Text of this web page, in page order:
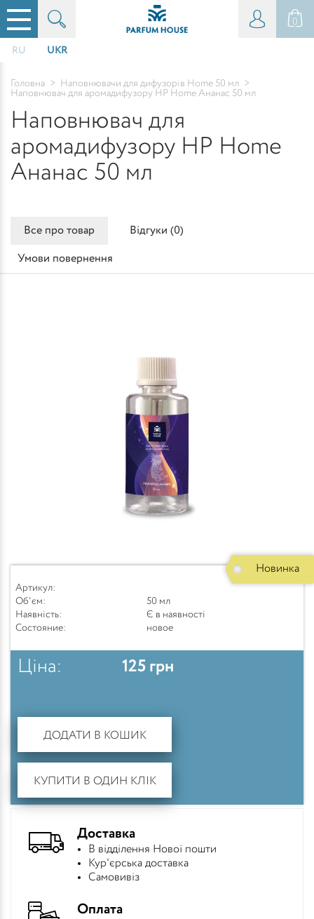
0
RU UKR
Головна > Наповнювачи для дифузорів Home 50 мл
>
Наповнювач для аромадифузору HP Home Ананас 50 мл
Наповнювач для
аромадифузору HP Home
Ананас 50 мл
Все про товар Відгуки (0)
Умови повернення
Артикул:
Об'єм:
50 мл
Наявність:
Є в наявності
Состояние:
новое
Ціна: 125 грн
ДОДАТИ В КОШИК
КУПИТИ В ОДИН КЛІК
Новинка
Доставка
В відділення Нової пошти
Кур'єрська доставка
Самовивіз
Оплата